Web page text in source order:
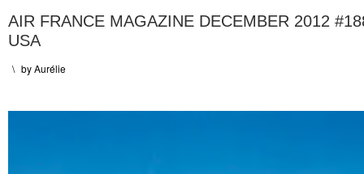
AIR FRANCE MAGAZINE DECEMBER 2012
USA
\ byAurélie